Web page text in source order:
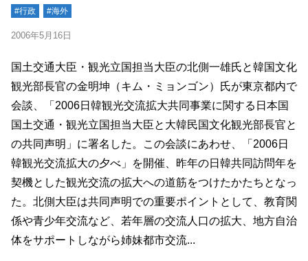
#行政 #海外
2006年5月16日
国土交通大臣・観光立国担当大臣の北側一雄氏と韓国文化
観光部長官の金明坤（キム・ミョンゴン）氏が東京都内で
会談、「2006日韓観光交流拡大共同事業に関する日本国
国土交通・観光立国担当大臣と大韓民国文化観光部長官と
の共同声明」に署名した。この会談にあわせ、「2006日
韓観光交流拡大の夕べ」を開催、昨年の日韓共同訪問年を
契機とした観光交流の拡大への道筋をつけたかたちとなっ
た。北側大臣は共同声明での重要ポイントとして、教育関
係や青少年交流など、若年層の交流人口の拡大、地方自治
体をサポートしながら姉妹都市交流...